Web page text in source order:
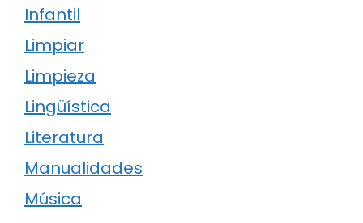
Infantil
Limpiar
Limpieza
Lingüística
Literatura
Manualidades
Música